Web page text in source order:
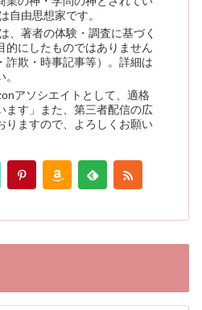
自由思想家です。
、著者の体験・調査に基づく
的にしたものではありません
詐欺・時事記事等）。詳細は
アソシエイトとして、適格
ます」また、第三者配信の広
りますので、よろしくお願い